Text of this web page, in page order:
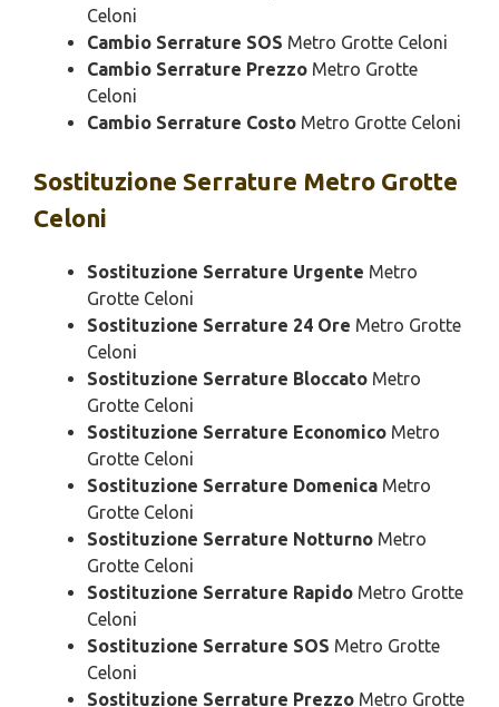
Celoni
Cambio Serrature SOS Metro Grotte Celoni
Cambio Serrature Prezzo Metro Grotte
Celoni
Cambio Serrature Costo Metro Grotte Celoni
Sostituzione Serrature Metro Grotte
Celoni
Sostituzione Serrature Urgente Metro
Grotte Celoni
Sostituzione Serrature 24 Ore Metro Grotte
Celoni
Sostituzione Serrature Bloccato Metro
Grotte Celoni
Sostituzione Serrature Economico Metro
Grotte Celoni
Sostituzione Serrature Domenica Metro
Grotte Celoni
Sostituzione Serrature Notturno Metro
Grotte Celoni
Sostituzione Serrature Rapido Metro Grotte
Celoni
Sostituzione Serrature SOS Metro Grotte
Celoni
Sostituzione Serrature Prezzo Metro Grotte